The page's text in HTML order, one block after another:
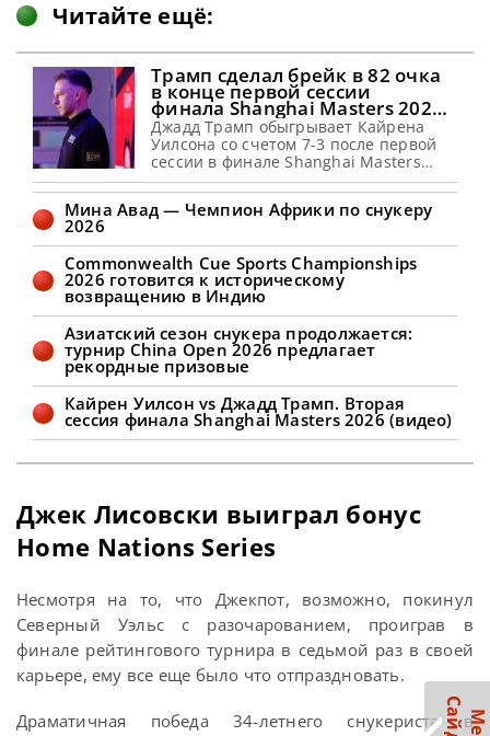
Читайте ещё:
Трамп сделал брейк в 82 очка
в конце первой сессии
финала Shanghai Masters 2026
(видео)
Джадд Трамп обыгрывает Кайрена
Уилсона со счетом 7-3 после первой
сессии в финале Shanghai Masters
2026 Джадд Трамп ведет в счете 7-3 по
результатам начальной сессии в
финале Шанхай Мастерс 2026 против
брейки в 73, 62, 67, 55 и 82 очка,
выиграв первую сессию у Кайрена
Уилсона с преимуществом 7-3.
Соперники
Мина Авад — Чемпион Африки по снукеру
2026
Commonwealth Cue Sports Championships
2026 готовится к историческому
возвращению в Индию
Азиатский сезон снукера продолжается:
турнир China Open 2026 предлагает
рекордные призовые
Кайрен Уилсон vs Джадд Трамп. Вторая
сессия финала Shanghai Masters 2026 (видео)
Джек Лисовски выиграл бонус
Home Nations Series
Несмотря на то, что Джекпот, возможно, покинул
Северный Уэльс с разочарованием, проиграв в
финале рейтингового турнира в седьмой раз в своей
карьере, ему все еще было что отпраздновать.
Драматичная победа 34-летнего снукериста в